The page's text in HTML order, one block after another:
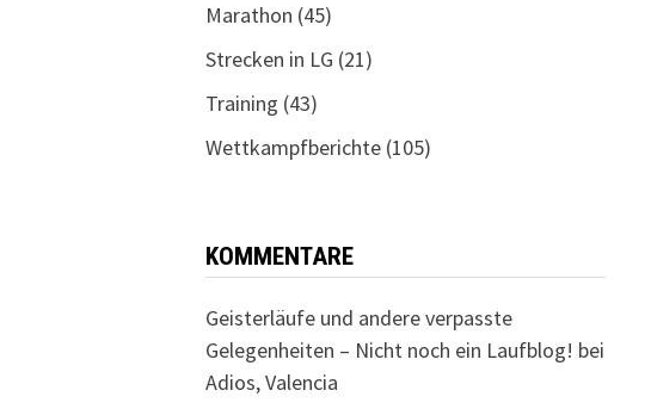
Marathon (45)
Strecken in LG (21)
Training (43)
Wettkampfberichte(105)
KOMMENTARE
Geisterläufe und andere verpasste
Gelegenheiten – Nicht noch ein Laufblog! bei
Adios, Valencia